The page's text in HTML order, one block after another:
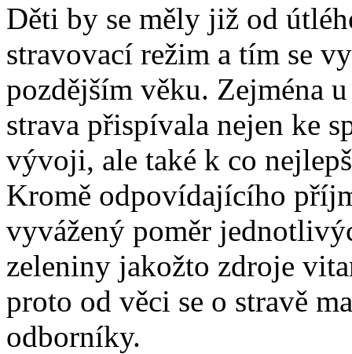
Děti by se měly již od
stravovací režim a tím se
pozdějším věku. Zejména
strava přispívala nejen ke
vývoji, ale také k co
Kromě odpovídajícího
vyvážený poměr
zeleniny jakožto zdroje
proto od věci se o stravě
odborníky.